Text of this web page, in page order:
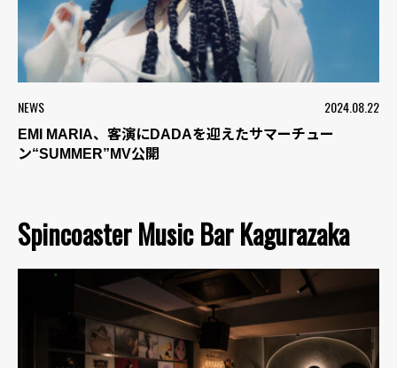
NEWS 2024.08.22
EMI MARIA、客演にDADAを迎えたサマーチュー
ン“SUMMER”MV公開
Spincoaster Music Bar Kagurazaka